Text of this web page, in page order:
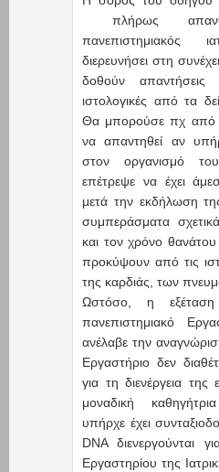
πλήρως
πανεπιστημιακός
διερευνήσει στη
δοθούν απαντήσεις
ιστολογικές από τα
Θα μπορούσε πχ από
να απαντηθεί αν
στον οργανισμό
επέτρεψε να έχει
μετά την εκδήλωση
συμπεράσματα
και τον χρόνο
προκύψουν από τις
της καρδιάς, των
Ωστόσο, η
πανεπιστημιακό
ανέλαβε την
Εργαστήριο δεν
για τη διενέργεια
μοναδική
υπήρχε έχει
DNA διενεργούνται
Εργαστηρίου της